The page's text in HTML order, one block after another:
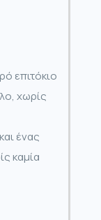
επιτόκιο
χωρίς
ένας
καμία